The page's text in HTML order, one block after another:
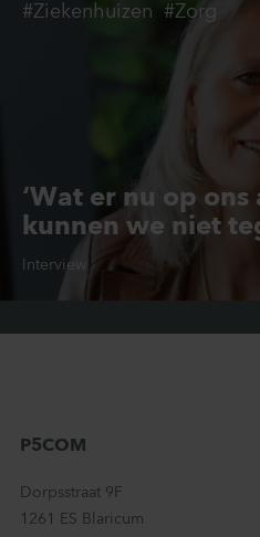
‘Wat er nu op
kunnen we niet
Interview
#Ziekenhuizen #Zorg
P5COM
Dorpsstraat 9F
1261 ES Blaricum